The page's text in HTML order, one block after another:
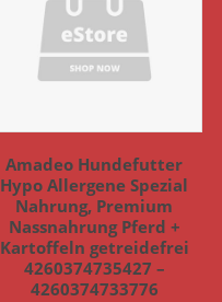
Amadeo Hundefutter
Hypo Allergene Spezial
Nahrung, Premium
Nassnahrung Pferd +
Kartoffeln getreidefrei
4260374735427 –
4260374733776